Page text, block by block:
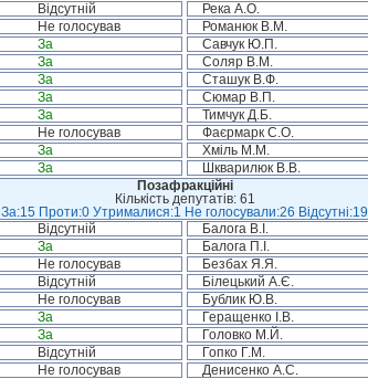
Відсутній Река А.О.
Не голосував Романюк В.М.
За Савчук Ю.П.
За Соляр В.М.
За Сташук В.Ф.
За Сюмар В.П.
За Тимчук Д.Б.
Не голосував Фаєрмарк С.О.
За Хміль М.М.
За Шкварилюк В.В.
Позафракційні
Кількість депутатів: 61
За:15 Проти:0 Утрималися:1 Не голосували:26 Відсутні:19
Відсутній Балога В.І.
За Балога П.І.
Не голосував Безбах Я.Я.
Відсутній Білецький А.Є.
Не голосував Бублик Ю.В.
За Геращенко І.В.
За Головко М.Й.
Відсутній Гопко Г.М.
Не голосував Денисенко А.С.